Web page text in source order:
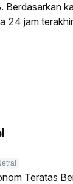
Berdasarkan
24 jam
Teratas